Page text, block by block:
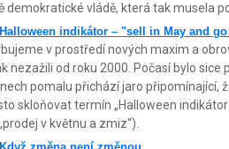
demokratické vládě, která tak musela
indikátor – "sell in May and
v prostředí nových maxim a
nezažili od roku 2000. Počasí bylo sice
pomalu přichází jaro připomínající,
skloňovat termín „Halloween
v květnu a zmiz“).